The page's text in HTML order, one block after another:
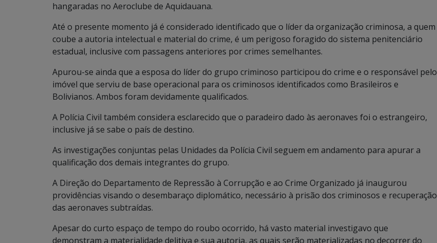
hangaradas no Aeroclube de Aquidauana.
Até o presente momento já é considerado identificado que o líder da organização criminosa, a quem
coube a autoria intelectual e material do crime, é um perigoso foragido do sistema penitenciário
estadual, inclusive com passagens anteriores por crimes semelhantes.
Apurou-se ainda que a esposa do líder do grupo criminoso participou do crime e o responsável pelo
imóvel que serviu de base operacional para os criminosos identificados como Brasileiros e
Bolivianos. Ambos foram devidamente qualificados.
A Polícia Civil também considera esclarecido que o paradeiro dado às aeronaves foi o estrangeiro,
inclusive já se sabe o país de destino.
As investigações conjuntas pelas Unidades da Polícia Civil seguem em andamento para apurar a
qualificação dos demais integrantes do grupo.
A Direção do Departamento de Repressão à Corrupção e ao Crime Organizado já inaugurou
providências visando o desembaraço diplomático, necessário à prisão dos criminosos e recuperação
das aeronaves subtraídas.
Apesar do curto espaço de tempo do roubo ocorrido, há vasto material investigavo que
demonstram a materialidade delitiva e sua autoria, as quais serão materializadas no decorrer do